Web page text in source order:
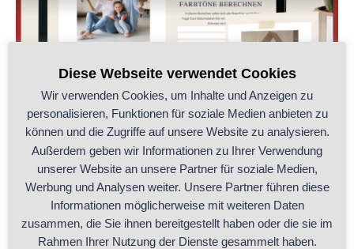
WOHNEN „al dente“ – meine Ideen für Deine
harmonischen Räume
„Frau Schauz, können Sie denn nicht etwas anbieten, bei dem man
selbst seine Räume...
...ganzen Beitrag lesen
Diese Webseite verwendet Cookies
Wir verwenden Cookies, um Inhalte und Anzeigen zu
personalisieren, Funktionen für soziale Medien anbieten zu
können und die Zugriffe auf unsere Website zu analysieren.
Außerdem geben wir Informationen zu Ihrer Verwendung
unserer Website an unsere Partner für soziale Medien,
Werbung und Analysen weiter. Unsere Partner führen diese
Informationen möglicherweise mit weiteren Daten
zusammen, die Sie ihnen bereitgestellt haben oder die sie im
Rahmen Ihrer Nutzung der Dienste gesammelt haben.